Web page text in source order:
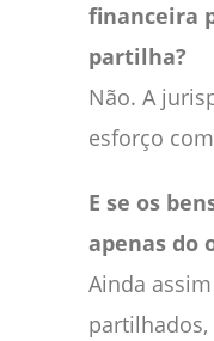
financeira
partilha?
Não. A
esforço
E se os
apenas do
Ainda